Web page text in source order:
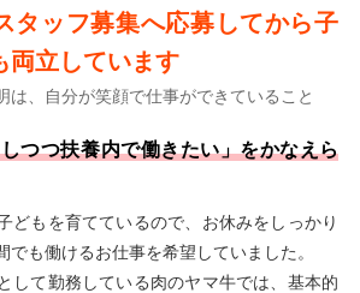
タッフ募集へ応募してから子
両立しています
は、自分が笑顔で仕事ができていること
つつ扶養内で働きたい」をかなえら
どもを育てているので、お休みをしっかり
でも働けるお仕事を希望していました。
して勤務している肉のヤマ牛では、基本的